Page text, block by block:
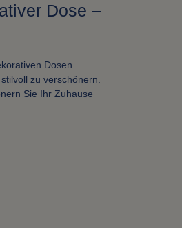
Dose –
Dosen.
zu verschönern.
Sie Ihr Zuhause